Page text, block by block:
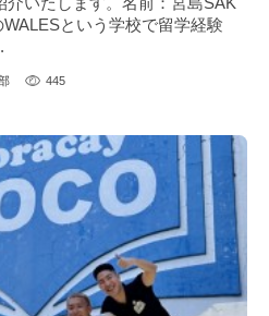
という学校で留学経験
445